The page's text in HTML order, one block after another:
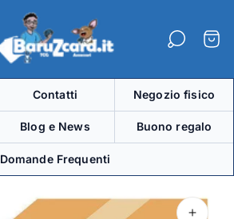
del
negozio"
Contatti Negozio fisico
Blog e News Buono regalo
Domande Frequenti